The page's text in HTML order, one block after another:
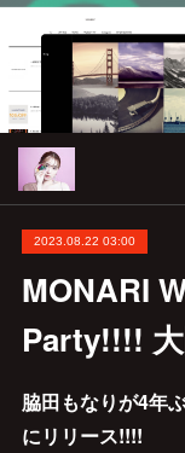
2023.08.22 03:00
MONARI
Party!!!!
脇田もなりが4年
にリリース!!!!